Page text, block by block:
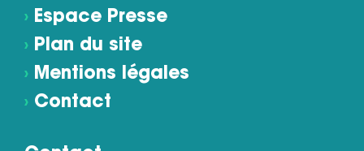
› Espace Presse
› Plan du site
› Mentions légales
› Contact